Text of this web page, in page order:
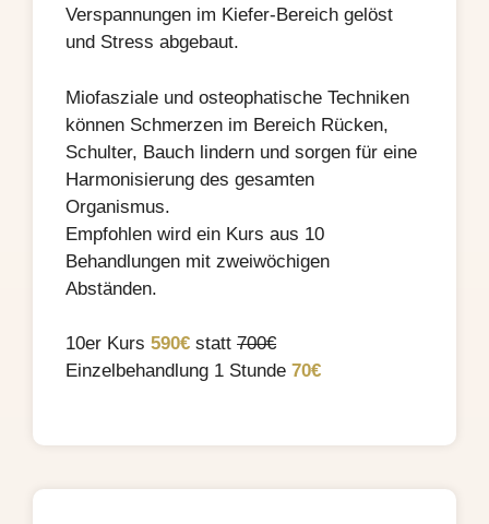
Verspannungen im Kiefer-Bereich gelöst
und Stress abgebaut.
Miofasziale und osteophatische Techniken
können Schmerzen im Bereich Rücken,
Schulter, Bauch lindern und sorgen für eine
Harmonisierung des gesamten
Organismus.
Empfohlen wird ein Kurs aus 10
Behandlungen mit zweiwöchigen
Abständen.
10er Kurs 590€ statt 700€
Einzelbehandlung 1 Stunde 70€